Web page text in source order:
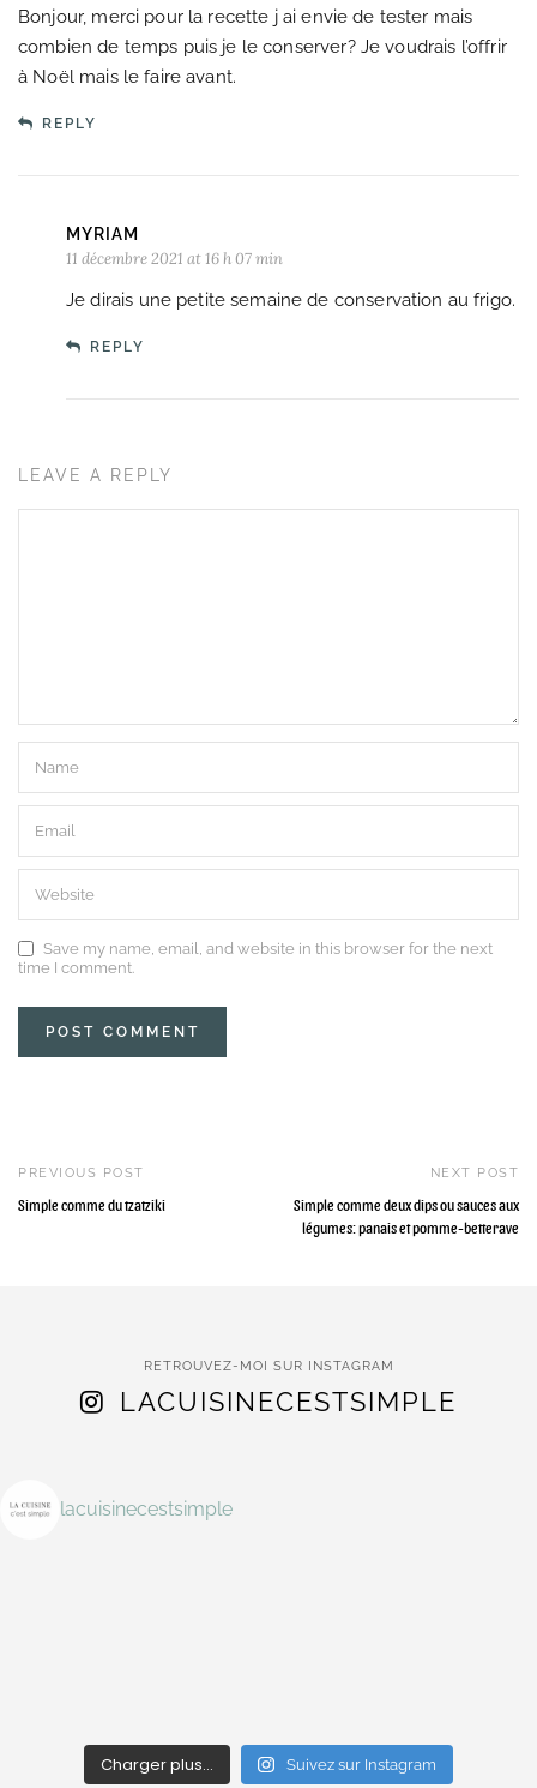
Bonjour, merci pour la recette j ai envie de tester mais
combien de temps puis je le conserver? Je voudrais l’offrir
à Noël mais le faire avant.
REPLY
MYRIAM
11 décembre 2021 at 16 h 07 min
Je dirais une petite semaine de conservation au frigo.
REPLY
LEAVE A REPLY
Save my name, email, and website in this browser for the next
time I comment.
PREVIOUS POST
Simple comme du tzatziki
NEXT POST
Simple comme deux dips ou sauces aux
légumes: panais et pomme-betterave
RETROUVEZ-MOI SUR INSTAGRAM
LACUISINECESTSIMPLE
lacuisinecestsimple
Charger plus… Suivez sur Instagram